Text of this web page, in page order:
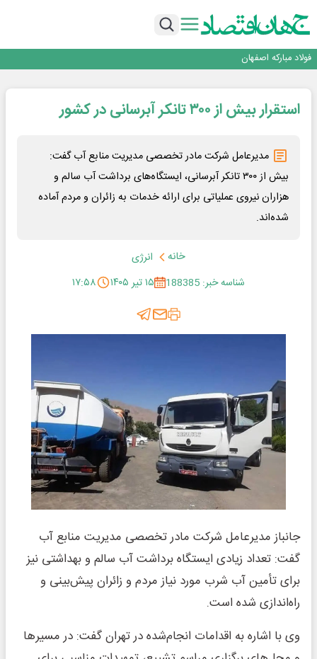
تداوم صعود مس در بازارهای جهانی؛ قیمت فلز سرخ از ۱۴هزار دلار در هر تن عبور کرد
فولاد مبارکه اصفهان
تجدیدپذیر با حضور استاندار اصفهان
گفتگو با کاوه معلمی، مدیر حسابداری مدیریت فولادسنگان
تداوم صعود مس در بازارهای جهانی؛ قیمت فلز سرخ از ۱۴هزار دلار در هر تن عبور کرد
فولاد در تله قیمت‌گذاری دستوری
استقرار بیش از ۳۰۰ تانکر آبرسانی در کشور
مدیرعامل شرکت مادر تخصصی مدیریت منابع آب گفت:
بیش از ۳۰۰ تانکر آبرسانی، ایستگاه‌های برداشت آب سالم و
هزاران نیروی عملیاتی برای ارائه خدمات به زائران و مردم آماده
شده‌اند.
خانه
انرژی
شناسه خبر: 188385
۱۵ تیر ۱۴۰۵ ۱۷:۵۸
جانباز مدیرعامل شرکت مادر تخصصی مدیریت منابع آب
گفت: تعداد زیادی ایستگاه برداشت آب سالم و بهداشتی نیز
برای تأمین آب شرب مورد نیاز مردم و زائران پیش‌بینی و
راه‌اندازی شده است.
وی با اشاره به اقدامات انجام‌شده در تهران گفت: در مسیرها